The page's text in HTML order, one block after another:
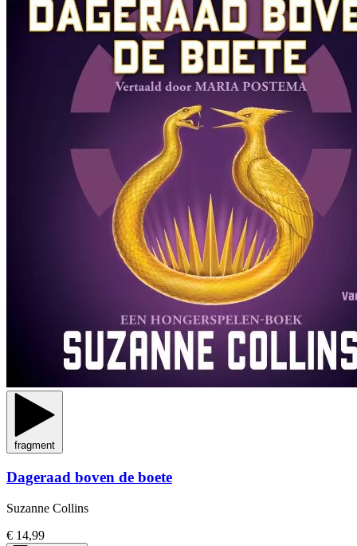
fragment
Dageraad boven de boete
Suzanne Collins
€ 14,99